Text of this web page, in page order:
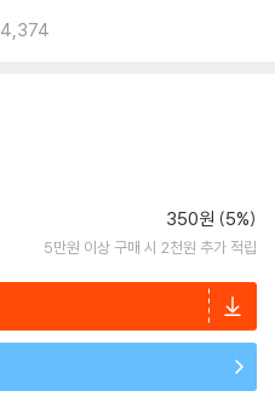
4,374
350원 (5%)
5만원 이상 구매 시 2천원 추가 적립